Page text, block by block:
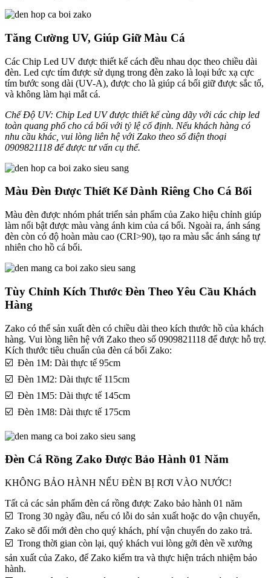
Tăng Cường UV, Giúp Giữ Màu Cá
Các Chip Led UV được thiết kế cách đều nhau dọc theo chiều dài
đèn. Led cực tím được sử dụng trong đèn zako là loại bức xạ cực
tím bước song dài (UV-A), được cho là giúp cá bối giữ được sắc tố,
và không làm hại mắt cá.
Chế Độ UV: Chip Led UV được thiết kế cùng dãy với các chip led
toàn quang phổ cho cá bối với tỷ lệ cố định. Nếu khách hàng có
nhu cầu khác, vui lòng liên hệ với Zako theo số điện thoại
0909821118 để được tư vấn cụ thể.
Màu Đèn Được Thiết Kế Dành Riêng Cho Cá Bối
Màu đèn được nhóm phát triển sản phẩm của Zako hiệu chỉnh giúp
làm nổi bật được màu vàng ánh kim của cá bối. Ngoài ra, ánh sáng
đèn còn có độ hoàn màu cao (CRI>90), tạo ra màu sắc ánh sáng tự
nhiên cho hồ cá bối.
Tùy Chỉnh Kích Thước Đèn Theo Yêu Cầu Khách
Hàng
Zako có thể sản xuất đèn có chiều dài theo kích thước hồ của khách
hàng. Vui lòng liên hệ với Zako theo số 0909821118 để được hỗ trợ.
Kích thước tiêu chuẩn của đèn cá bối Zako:
☑️ Đèn 1M: Dài thực tế 95cm
☑️ Đèn 1M2: Dài thực tế 115cm
☑️ Đèn 1M5: Dài thực tế 145cm
☑️ Đèn 1M8: Dài thực tế 175cm
Đèn Cá Rồng Zako Được Bảo Hành 01 Năm
KHÔNG BẢO HÀNH NẾU ĐÈN BỊ RƠI VÀO NƯỚC!
Tất cả các sản phẩm đèn cá rồng được Zako bảo hành 01 năm
☑️ Trong 30 ngày đầu, nếu có lỗi do sản xuất hoặc do vận chuyển,
Zako sẽ đổi mới đèn cho quý khách, phí vận chuyển do zako trả.
☑️ Trong thời gian còn lại, quý khách vui lòng gởi đèn về xưởng
sản xuất của Zako, để Zako kiểm tra và thực hiện trách nhiệm bảo
hành.